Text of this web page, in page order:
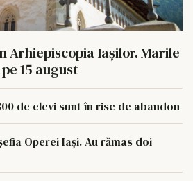
Arhiepiscopia Iașilor. Marile
15 august
de elevi sunt în risc de abandon
Operei Iași. Au rămas doi